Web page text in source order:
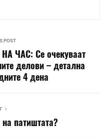
POST
ЧАС: Се очекуваат
делови – детална
4 дена
на патиштата?